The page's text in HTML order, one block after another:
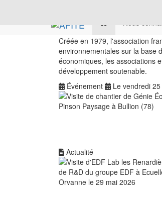
Nous
Créée en 1979, l'association
environnementales sur la base
économiques, les associations
développement soutenable.
Événement
Le vendredi
Actualité